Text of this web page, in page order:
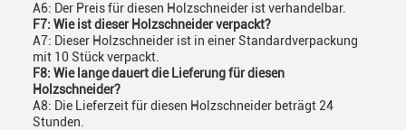
A6: Der Preis für diesen Holzschneider ist verhandelbar.
F7: Wie ist dieser Holzschneider verpackt?
A7: Dieser Holzschneider ist in einer Standardverpackung
mit 10 Stück verpackt.
F8: Wie lange dauert die Lieferung für diesen
Holzschneider?
A8: Die Lieferzeit für diesen Holzschneider beträgt 24
Stunden.